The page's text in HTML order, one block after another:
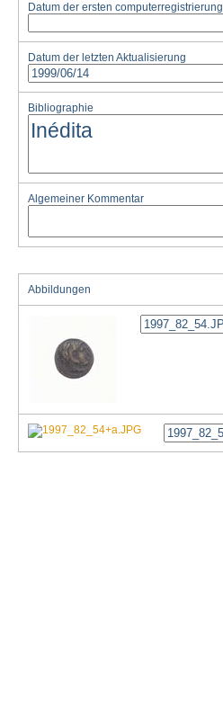
Datum der ersten computerregistrierung
Datum der letzten Aktualisierung
Bibliographie
Algemeiner Kommentar
Abbildungen